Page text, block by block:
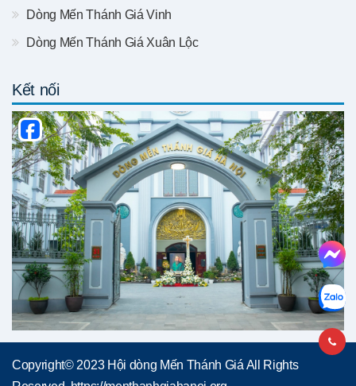
Dòng Mến Thánh Giá Vinh
Dòng Mến Thánh Giá Xuân Lộc
Kết nối
Copyright© 2023 Hội dòng Mến Thánh Giá All Rights